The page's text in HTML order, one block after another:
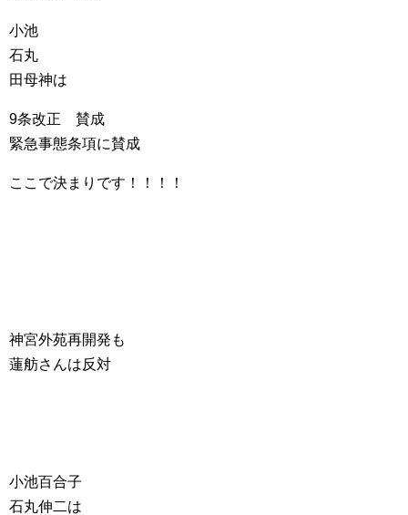
小池
石丸
田母神は
9条改正 賛成
緊急事態条項に賛成
ここで決まりです！！！！
神宮外苑再開発も
蓮舫さんは反対
小池百合子
石丸伸二は